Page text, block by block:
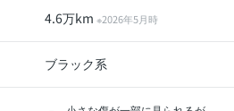
4.6万km ※2026年5月時
ブラック系